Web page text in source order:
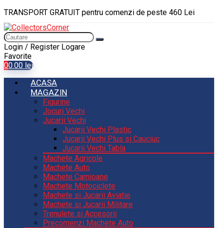
TRANSPORT GRATUIT pentru comenzi de peste 460 Lei
Login / Register Logare
Favorite
00.00 lei
ACASA
MAGAZIN
Figurine
Jocuri Vechi
Jucarii Vechi
Jucarii Vechi Plastic
Jucarii Vechi Plus si Cauciuc
Jucarii Vechi Tabla
Machete Agricole
Machete Auto
Machete Camioane
Machete Motociclete
Machete si Jucarii Aviatie
Machete si Jucarii Militare
Trenulete si Accesorii
Precomenzi Machete Auto